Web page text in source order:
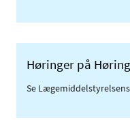
Høringer på
Se